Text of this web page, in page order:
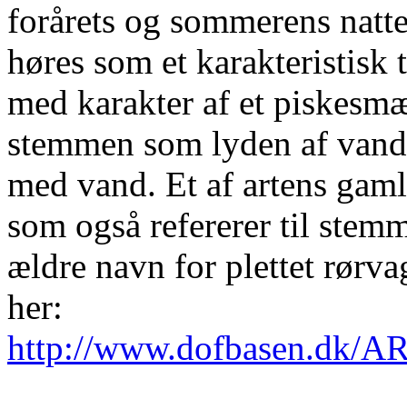
forårets og sommerens
høres som et karakteristisk
med karakter af et
stemmen som lyden af
med vand. Et af artens
som også refererer til
ældre navn for plettet
her:
http://www.dofbasen.dk/